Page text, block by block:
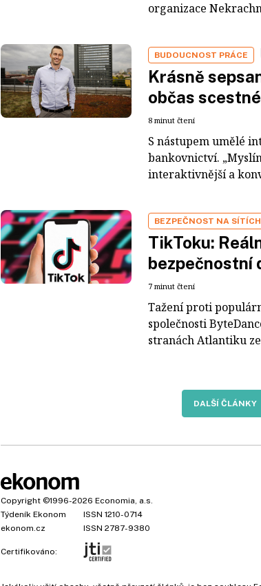
organizace
BUDOUCNOST PRÁCE
Krásně
občas scestné
8 minut čtení
S nástupem umělé
bankovnictví.
interaktivnější a
BEZPEČNOST NA SÍTÍCH
TikToku:
bezpečnostní
7 minut čtení
Tažení proti
společnosti
stranách Atlantiku
DALŠÍ ČLÁNKY
Copyright ©1996-2026 Economia, a.s.
Týdeník Ekonom
ISSN 1210-0714
ekonom.cz
ISSN 2787-9380
Certifikováno: